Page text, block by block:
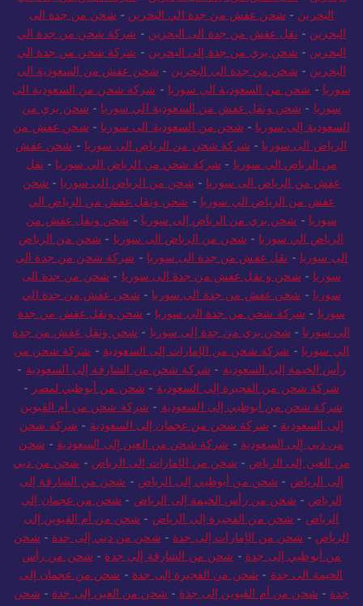
البحرين - شحن عفش من جدة الي البحرين - شحن من جدة الى
البحرين - نقل عفش من جدة الى البحرين - شركة شحن من جدة الي
البحرين - شحن بري من جدة إلى البحرين - شركة شحن من جدة الي
البحرين - شحن من جدة الى البحرين - شحن عفش من السعودية الى
سوريا - شحن من السعودية الى سوريا - شركة شحن من السعودية الى
سوريا - شحن ونقل عفش من السعودية الي سوريا - شحن بري من
السعودية إلى سوريا - شحن من السعودية الى سوريا - شحن عفش من
الرياض الى سوريا - شركة شحن من الرياض الى سوريا - شحن عفش
من الرياض الي سوريا - شركة شحن من الرياض الي سوريا - نقل
عفش من الرياض الى سوريا - شحن من الرياض الى سوريا - شحن
عفش من الرياض الي سوريا - شحن ونقل عفش من الرياض الي
سوريا - شحن بري من الرياض إلى سوريا - شحن ونقل عفش من
الرياض الي سوريا - شحن من الرياض الى سوريا - شحن من الرياض
الى سوريا - نقل عفش من جدة الى سوريا - شركة شحن من جدة الى
سوريا - شحن و نقل عفش من جدة الى سوريا - شحن من جدة الى
سوريا - شحن عفش من جدة الى سوريا - شحن عفش من جدة الي
سوريا - شركة شحن من جدة الي سوريا - شحن ونقل عفش من جدة
الي سوريا - شحن بري من جدة إلى سوريا - شحن ونقل عفش من جدة
الي سوريا - شركة شحن من الإمارات إلى السعودية - شركة شحن من
رأس الخيمة إلى السعودية - شركة شحن من الشارقة إلى السعودية -
شركة شحن من الفجيرة إلى السعودية - شحن من أبوظبي لمصر -
شركة شحن من أبوظبي إلى السعودية - شركة شحن من أم القيوين
إلى السعودية - شركة شحن من عجمان إلى السعودية - شركة شحن
من دبي إلى السعودية - شركة شحن من العين إلى السعودية - شحن
من العين إلى الرياض - شحن من الإمارات إلى الرياض - شحن من دبي
إلى الرياض - شحن من أبوظبي إلى الرياض - شحن من الشارقة إلى
الرياض - شحن من رأس الخيمة إلى الرياض - شحن من عجمان إلى
الرياض - شحن من الفجيرة إلى الرياض - شحن من أم القيوين إلى
الرياض - شحن من الإمارات إلى جدة - شحن من دبي إلى جدة - شحن
من أبوظبي إلى جدة - شحن من الشارقة إلى جدة - شحن من رأس
الخيمة الى جدة - شحن من الفجيرة إلى جدة - شحن من عجمان إلى
جدة - شحن من أم القيوين إلى جدة - شحن من العين إلى جدة - شحن